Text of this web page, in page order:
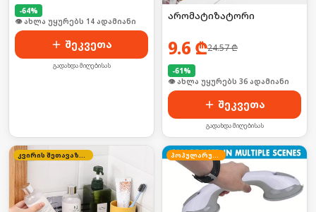
-64%
👁 ახლა უყურებს 14 ადამიანი
შეკვეთა
გადახდა მიღებისას
არომატიზატორი
9.6 ₾24.57₾
-61%
👁 ახლა უყურებს 36 ადამიანი
შეკვეთა
გადახდა მიღებისას
კვირის შეთავაზება პოპულარული